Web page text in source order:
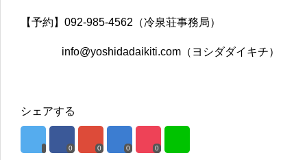
【予約】092-985-4562（冷泉荘事務局）
info@yoshidadaikiti.com（ヨシダダイキチ）
シェアする
0 0 0 0